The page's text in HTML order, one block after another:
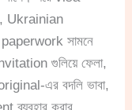
Ukrainian
সামনে
গুলিয়ে ফেলা,
এর বদলি ভাবা,